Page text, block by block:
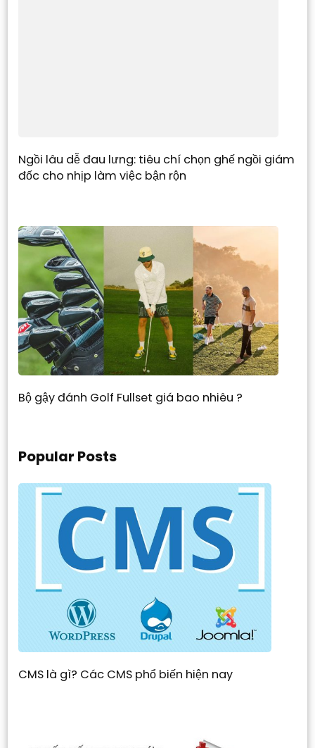
Ngồi lâu dễ đau lưng: tiêu chí chọn ghế ngồi giám
đốc cho nhịp làm việc bận rộn
Bộ gậy đánh Golf Fullset giá bao nhiêu ?
Popular Posts
CMS là gì? Các CMS phổ biến hiện nay